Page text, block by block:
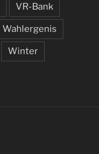
VR-Bank
Wahlergenis
Winter